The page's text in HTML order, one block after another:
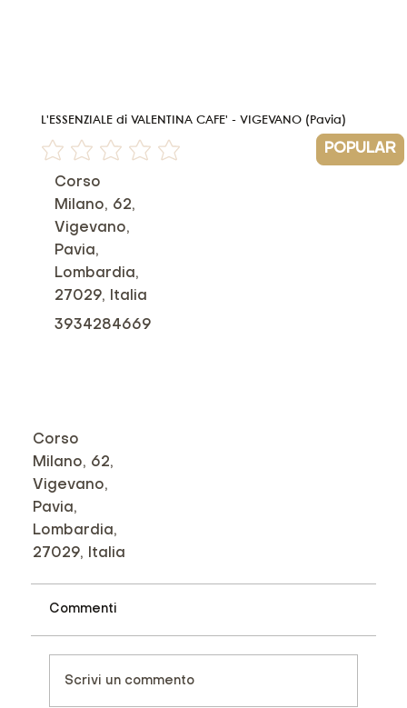
L'ESSENZIALE di VALENTINA CAFE' - VIGEVANO (Pavia)
Non ci sono ancora valutazioni
POPULAR
Corso
Milano, 62,
Vigevano,
Pavia,
Lombardia,
27029, Italia
3934284669
Corso
Milano, 62,
Vigevano,
Pavia,
Lombardia,
27029, Italia
Commenti
Scrivi un commento